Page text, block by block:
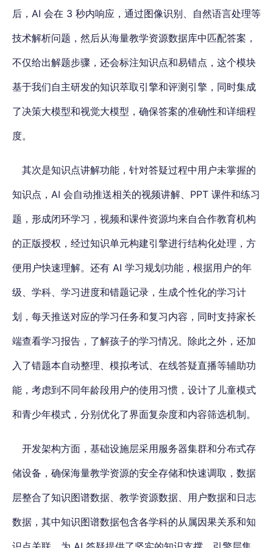
后，AI 会在 3 秒内响应，通过图像识别、自然语言处理等
技术解析问题，然后从海量教学资源数据库中匹配答案，
不仅给出解题步骤，还会标注知识点和易错点，这个模块
基于我们自主研发的知识萃取引擎和评测引擎，同时集成
了决策大模型和视觉大模型，确保答案的准确性和详细程
度。
其次是知识点讲解功能，针对答疑过程中用户未掌握的
知识点，AI 会自动推送相关的视频讲解、PPT 课件和练习
题，形成闭环学习，视频和课件资源均来自合作教育机构
的正版授权，经过知识单元构建引擎进行结构化处理，方
便用户快速理解。还有 AI 学习规划功能，根据用户的年
级、学科、学习进度和错题记录，生成个性化的学习计
划，每天推送对应的学习任务和复习内容，同时支持家长
端查看学习报告，了解孩子的学习情况。除此之外，还加
入了错题本自动整理、模拟考试、在线答疑直播等辅助功
能，考虑到不同年龄段用户的使用习惯，设计了儿童模式
和青少年模式，分别优化了界面复杂度和内容筛选机制。
开发架构方面，基础设施层采用服务器集群和分布式存
储设备，确保海量教学资源的安全存储和快速调取，数据
层整合了知识图谱数据、教学资源数据、用户数据和日志
数据，其中知识图谱数据包含各学科的从属因果关系和知